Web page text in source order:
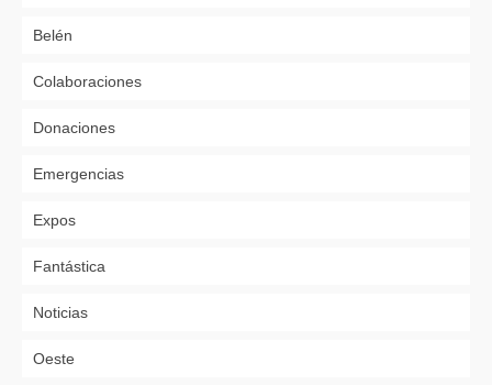
Belén
Colaboraciones
Donaciones
Emergencias
Expos
Fantástica
Noticias
Oeste